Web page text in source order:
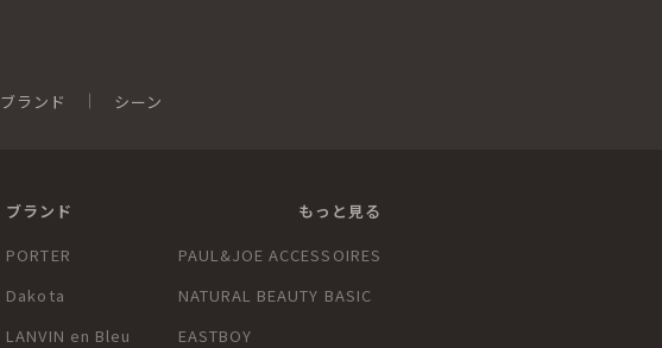
ブランド シーン
ブランド
PORTER
PAUL&JOE ACCESSOIRES
Dakota
NATURAL BEAUTY BASIC
LANVIN en Bleu
EASTBOY
もっと見る